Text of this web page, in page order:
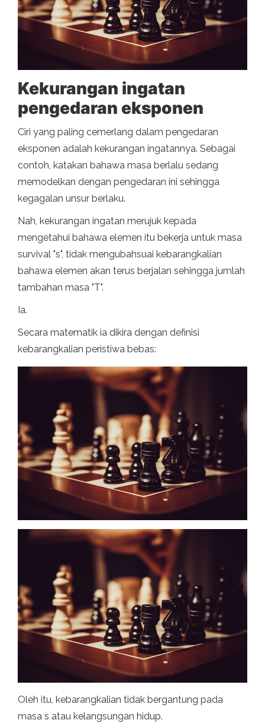
Kekurangan ingatan
pengedaran eksponen
Ciri yang paling cemerlang dalam pengedaran
eksponen adalah kekurangan ingatannya. Sebagai
contoh, katakan bahawa masa berlalu sedang
memodelkan dengan pengedaran ini sehingga
kegagalan unsur berlaku.
Nah, kekurangan ingatan merujuk kepada
mengetahui bahawa elemen itu bekerja untuk masa
survival "s", tidak mengubahsuai kebarangkalian
bahawa elemen akan terus berjalan sehingga jumlah
tambahan masa "T".
Ia.
Secara matematik ia dikira dengan definisi
kebarangkalian peristiwa bebas:
Oleh itu, kebarangkalian tidak bergantung pada
masa s atau kelangsungan hidup.